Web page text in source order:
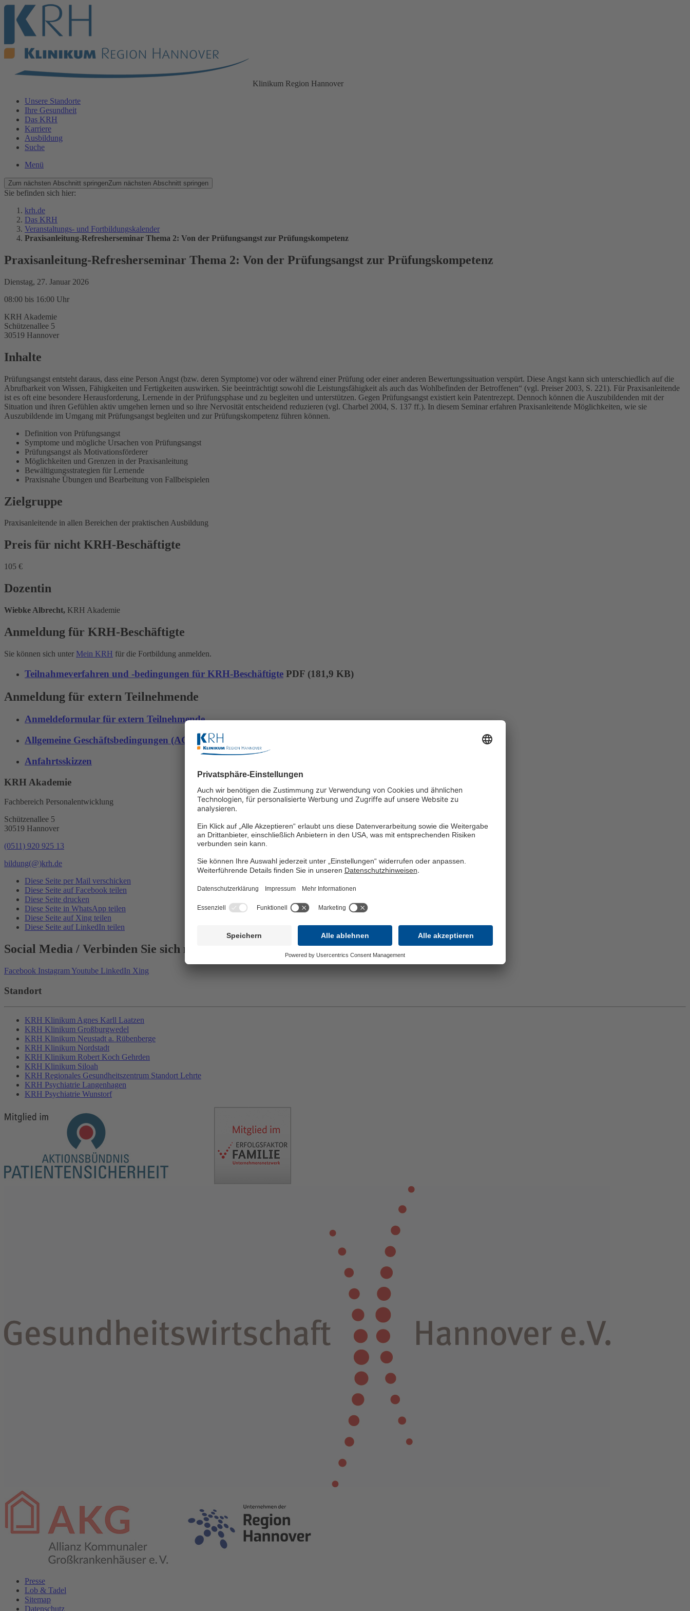
Klinikum Region Hannover
Unsere Standorte
Ihre Gesundheit
Das KRH
Karriere
Ausbildung
Suche
Menü
Zum nächsten Abschnitt springenZum nächsten Abschnitt springen
Sie befinden sich hier:
krh.de
Das KRH
Veranstaltungs- und Fortbildungskalender
Praxisanleitung-Refresherseminar Thema 2: Von der Prüfungsangst zur Prüfungskompetenz
Praxisanleitung-Refresherseminar Thema 2: Von der Prüfungsangst zur Prüfungskompetenz
Dienstag, 27. Januar 2026
08:00 bis 16:00 Uhr
KRH Akademie
Schützenallee 5
30519 Hannover
Inhalte
Prüfungsangst entsteht daraus, dass eine Person Angst (bzw. deren Symptome) vor oder während einer Prüfung oder einer anderen Bewertungssituation verspürt. Diese Angst kann sich unterschiedlich auf die
Abrufbarkeit von Wissen, Fähigkeiten und Fertigkeiten auswirken. Sie beeinträchtigt sowohl die Leistungsfähigkeit als auch das Wohlbefinden der Betroffenen“ (vgl. Preiser 2003, S. 221). Für Praxisanleitende
ist es oft eine besondere Herausforderung, Lernende in der Prüfungsphase und zu begleiten und unterstützen. Gegen Prüfungsangst existiert kein Patentrezept. Dennoch können die Auszubildenden mit der
Situation und ihren Gefühlen aktiv umgehen lernen und so ihre Nervosität entscheidend reduzieren (vgl. Charbel 2004, S. 137 ff.). In diesem Seminar erfahren Praxisanleitende Möglichkeiten, wie sie
Auszubildende im Umgang mit Prüfungsangst begleiten und zur Prüfungskompetenz führen können.
Definition von Prüfungsangst
Symptome und mögliche Ursachen von Prüfungsangst
Prüfungsangst als Motivationsförderer
Möglichkeiten und Grenzen in der Praxisanleitung
Bewältigungsstrategien für Lernende
Praxisnahe Übungen und Bearbeitung von Fallbeispielen
Zielgruppe
Praxisanleitende in allen Bereichen der praktischen Ausbildung
Preis für nicht KRH-Beschäftigte
105 €
Dozentin
Wiebke Albrecht, KRH Akademie
Anmeldung für KRH-Beschäftigte
Sie können sich unter Mein KRH für die Fortbildung anmelden.
Teilnahmeverfahren und -bedingungen für KRH-Beschäftigte PDF (181,9 KB)
Anmeldung für extern Teilnehmende
Anmeldeformular für extern Teilnehmende
Allgemeine Geschäftsbedingungen (AGB) für extern Teilnehmende
Anfahrtsskizzen
KRH Akademie
Fachbereich Personalentwicklung
Schützenallee 5
30519 Hannover
(0511) 920 925 13
bildung(@)krh.de
Diese Seite per Mail verschicken
Diese Seite auf Facebook teilen
Diese Seite drucken
Diese Seite in WhatsApp teilen
Diese Seite auf Xing teilen
Diese Seite auf LinkedIn teilen
Social Media / Verbinden Sie sich mit Uns
Facebook Instagram Youtube LinkedIn Xing
Standort
KRH Klinikum Agnes Karll Laatzen
KRH Klinikum Großburgwedel
KRH Klinikum Neustadt a. Rübenberge
KRH Klinikum Nordstadt
KRH Klinikum Robert Koch Gehrden
KRH Klinikum Siloah
KRH Regionales Gesundheitszentrum Standort Lehrte
KRH Psychiatrie Langenhagen
KRH Psychiatrie Wunstorf
Presse
Lob & Tadel
Sitemap
Datenschutz